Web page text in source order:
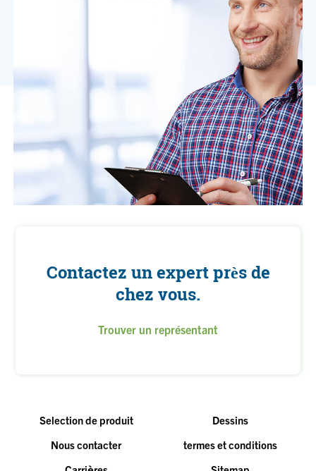
Contactez un expert près de
chez vous.
Trouver un représentant
Selection de produit
Dessins
Nous contacter
termes et conditions